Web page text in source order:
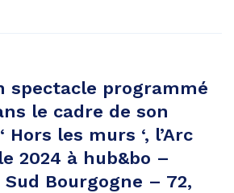
spectacle programmé
le cadre de son
les murs ‘, l’Arc
2024 à hub&bo –
Bourgogne – 72,